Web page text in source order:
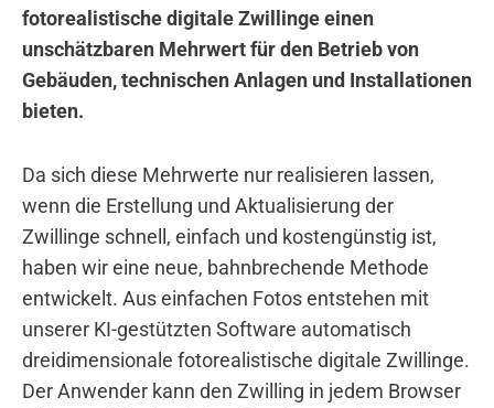
fotorealistische digitale Zwillinge einen
unschätzbaren Mehrwert für den Betrieb von
Gebäuden, technischen Anlagen und Installationen
bieten.
Da sich diese Mehrwerte nur realisieren lassen,
wenn die Erstellung und Aktualisierung der
Zwillinge schnell, einfach und kostengünstig ist,
haben wir eine neue, bahnbrechende Methode
entwickelt. Aus einfachen Fotos entstehen mit
unserer KI-gestützten Software automatisch
dreidimensionale fotorealistische digitale Zwillinge.
Der Anwender kann den Zwilling in jedem Browser